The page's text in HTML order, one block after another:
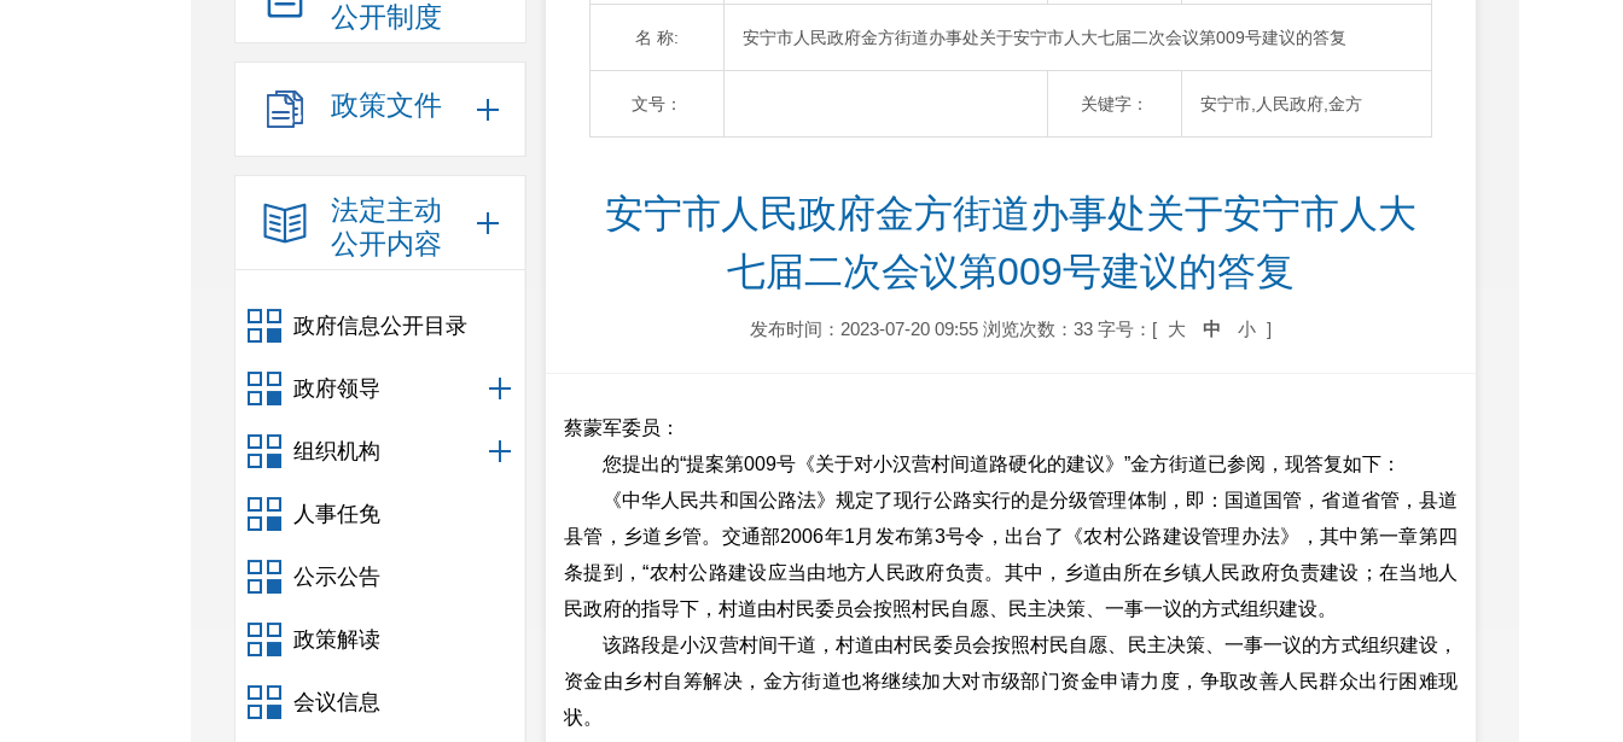
公开制度
政策文件
法定主动
公开内容
政府信息公开目录
政府领导
组织机构
人事任免
公示公告
政策解读
会议信息
名 称: 安宁市人民政府金方街道办事处关于安宁市人大七届二次会议第009号建议的答复
文号： 关键字： 安宁市,人民政府,金方
安宁市人民政府金方街道办事处关于安宁市人大
七届二次会议第009号建议的答复
发布时间：2023-07-20 09:55 浏览次数：33 字号：[ 大 中 小 ]
蔡蒙军委员：
您提出的“提案第009号《关于对小汉营村间道路硬化的建议》”金方街道已参阅，现答复如下：
《中华人民共和国公路法》规定了现行公路实行的是分级管理体制，即：国道国管，省道省管，县道
县管，乡道乡管。交通部2006年1月发布第3号令，出台了《农村公路建设管理办法》，其中第一章第四
条提到，“农村公路建设应当由地方人民政府负责。其中，乡道由所在乡镇人民政府负责建设；在当地人
民政府的指导下，村道由村民委员会按照村民自愿、民主决策、一事一议的方式组织建设。
该路段是小汉营村间干道，村道由村民委员会按照村民自愿、民主决策、一事一议的方式组织建设，
资金由乡村自筹解决，金方街道也将继续加大对市级部门资金申请力度，争取改善人民群众出行困难现
状。